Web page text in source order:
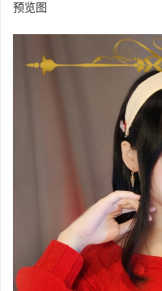
预览图